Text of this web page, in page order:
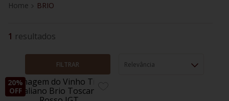
BRIO
1
FILTRAR Relevância
20%
OFF